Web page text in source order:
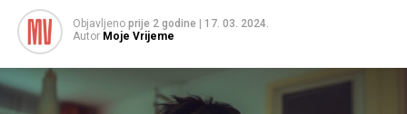
Objavljeno prije 2 godine
17. 03. 2024.
Autor Moje Vrijeme